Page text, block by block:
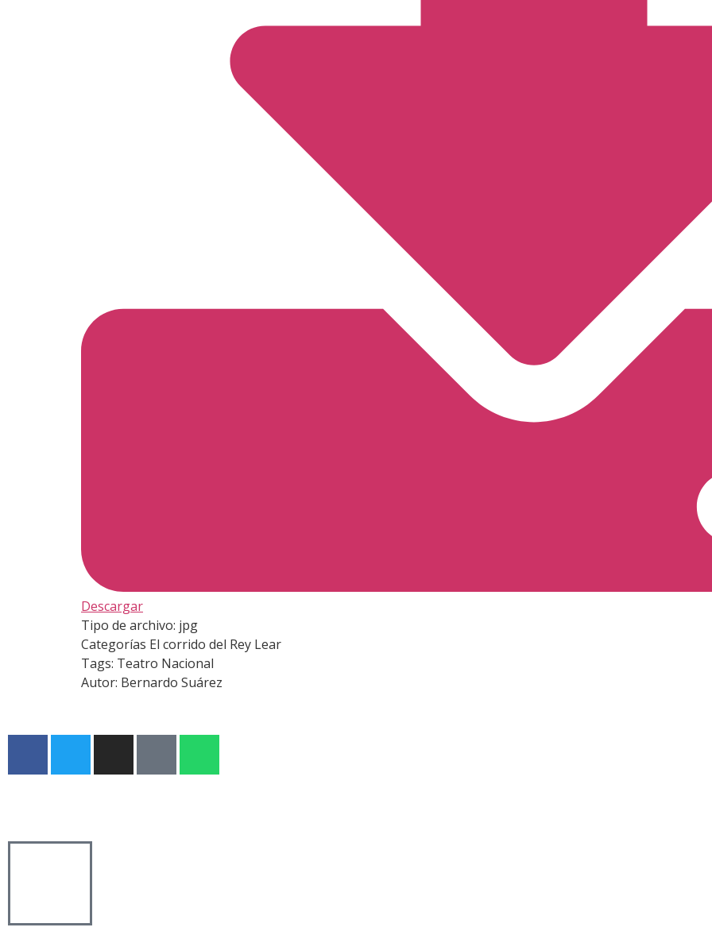
Descargar
Tipo de archivo: jpg
Categorías El corrido del Rey Lear
Tags: Teatro Nacional
Autor: Bernardo Suárez